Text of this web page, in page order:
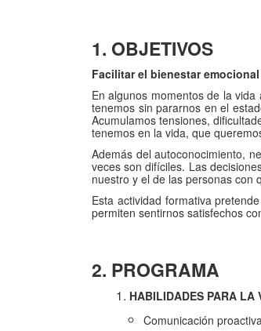
1. OBJETIVOS
Facilitar el bienestar
En algunos momentos de la
tenemos sin pararnos en el
Acumulamos tensiones,
tenemos en la vida, que
Además del autoconocimiento,
veces son difíciles. Las
nuestro y el de las personas con
Esta actividad formativa
permiten sentirnos satisfechos
2. PROGRAMA
HABILIDADES PARA LA
Comunicación